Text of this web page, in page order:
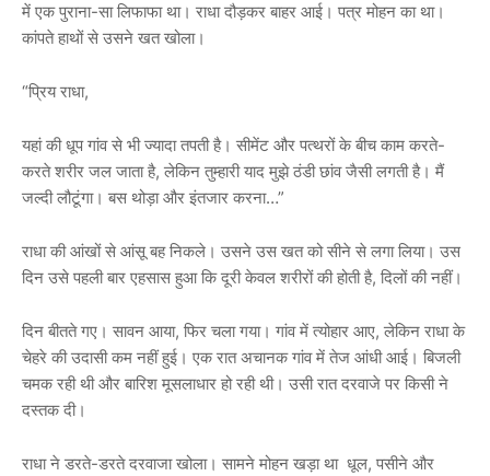
में एक पुराना-सा लिफाफा था। राधा दौड़कर बाहर आई। पत्र मोहन का था।
कांपते हाथों से उसने खत खोला।
“प्रिय राधा,
यहां की धूप गांव से भी ज्यादा तपती है। सीमेंट और पत्थरों के बीच काम करते-
करते शरीर जल जाता है, लेकिन तुम्हारी याद मुझे ठंडी छांव जैसी लगती है। मैं
जल्दी लौटूंगा। बस थोड़ा और इंतजार करना…”
राधा की आंखों से आंसू बह निकले। उसने उस खत को सीने से लगा लिया। उस
दिन उसे पहली बार एहसास हुआ कि दूरी केवल शरीरों की होती है, दिलों की नहीं।
दिन बीतते गए। सावन आया, फिर चला गया। गांव में त्योहार आए, लेकिन राधा के
चेहरे की उदासी कम नहीं हुई। एक रात अचानक गांव में तेज आंधी आई। बिजली
चमक रही थी और बारिश मूसलाधार हो रही थी। उसी रात दरवाजे पर किसी ने
दस्तक दी।
राधा ने डरते-डरते दरवाजा खोला। सामने मोहन खड़ा था धूल, पसीने और